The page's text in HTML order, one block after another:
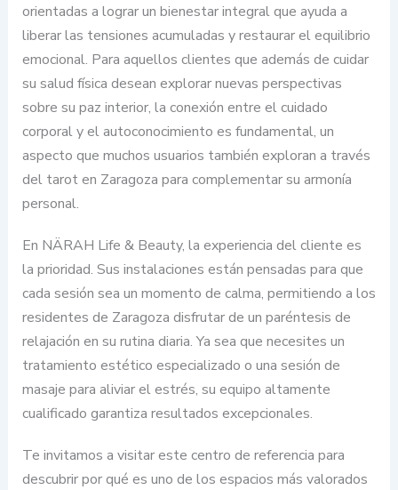
orientadas a lograr un bienestar integral que ayuda a
liberar las tensiones acumuladas y restaurar el equilibrio
emocional. Para aquellos clientes que además de cuidar
su salud física desean explorar nuevas perspectivas
sobre su paz interior, la conexión entre el cuidado
corporal y el autoconocimiento es fundamental, un
aspecto que muchos usuarios también exploran a través
del tarot en Zaragoza para complementar su armonía
personal.
En NÄRAH Life & Beauty, la experiencia del cliente es
la prioridad. Sus instalaciones están pensadas para que
cada sesión sea un momento de calma, permitiendo a los
residentes de Zaragoza disfrutar de un paréntesis de
relajación en su rutina diaria. Ya sea que necesites un
tratamiento estético especializado o una sesión de
masaje para aliviar el estrés, su equipo altamente
cualificado garantiza resultados excepcionales.
Te invitamos a visitar este centro de referencia para
descubrir por qué es uno de los espacios más valorados